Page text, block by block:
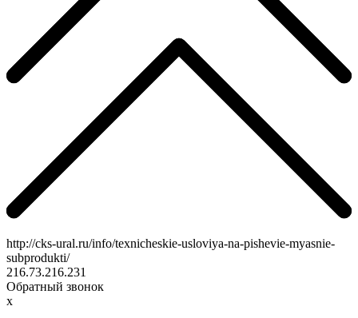
http://cks-ural.ru/info/texnicheskie-usloviya-na-pishevie-myasnie-
subprodukti/
216.73.216.231
Обратный звонок
x